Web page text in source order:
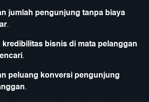
jumlah pengunjung tanpa biaya
.
kredibilitas bisnis di mata pelanggan
.
peluang konversi pengunjung
.